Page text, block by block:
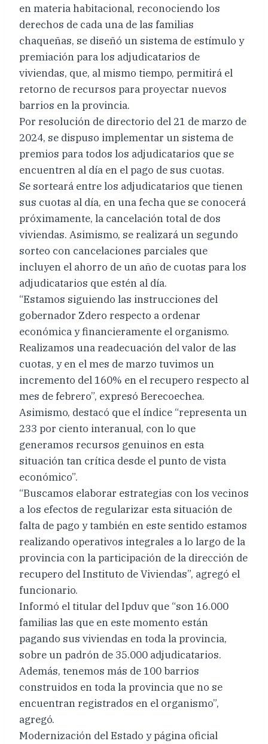
en materia habitacional, reconociendo los
derechos de cada una de las familias
chaqueñas, se diseñó un sistema de estímulo y
premiación para los adjudicatarios de
viviendas, que, al mismo tiempo, permitirá el
retorno de recursos para proyectar nuevos
barrios en la provincia.
Por resolución de directorio del 21 de marzo de
2024, se dispuso implementar un sistema de
premios para todos los adjudicatarios que se
encuentren al día en el pago de sus cuotas.
Se sorteará entre los adjudicatarios que tienen
sus cuotas al día, en una fecha que se conocerá
próximamente, la cancelación total de dos
viviendas. Asimismo, se realizará un segundo
sorteo con cancelaciones parciales que
incluyen el ahorro de un año de cuotas para los
adjudicatarios que estén al día.
“Estamos siguiendo las instrucciones del
gobernador Zdero respecto a ordenar
económica y financieramente el organismo.
Realizamos una readecuación del valor de las
cuotas, y en el mes de marzo tuvimos un
incremento del 160% en el recupero respecto al
mes de febrero”, expresó Berecoechea.
Asimismo, destacó que el índice “representa un
233 por ciento interanual, con lo que
generamos recursos genuinos en esta
situación tan crítica desde el punto de vista
económico”.
“Buscamos elaborar estrategias con los vecinos
a los efectos de regularizar esta situación de
falta de pago y también en este sentido estamos
realizando operativos integrales a lo largo de la
provincia con la participación de la dirección de
recupero del Instituto de Viviendas”, agregó el
funcionario.
Informó el titular del Ipduv que “son 16.000
familias las que en este momento están
pagando sus viviendas en toda la provincia,
sobre un padrón de 35.000 adjudicatarios.
Además, tenemos más de 100 barrios
construidos en toda la provincia que no se
encuentran registrados en el organismo”,
agregó.
Modernización del Estado y página oficial